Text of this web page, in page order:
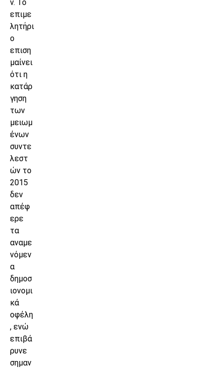
ν. Το
επιμε
λητήρι
ο
επιση
μαίνει
ότι η
κατάρ
γηση
των
μειωμ
ένων
συντε
λεστ
ών το
2015
δεν
απέφ
ερε
τα
αναμε
νόμεν
α
δημοσ
ιονομι
κά
οφέλη
, ενώ
επιβά
ρυνε
σημαν